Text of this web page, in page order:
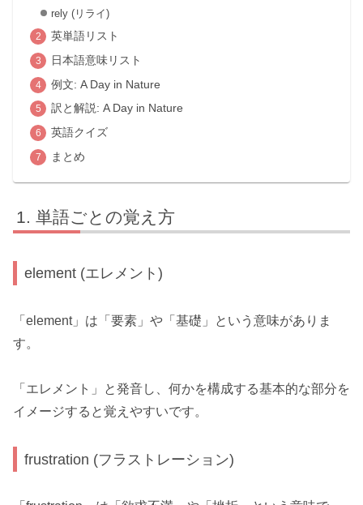
rely (リライ)
英単語リスト
日本語意味リスト
例文: A Day in Nature
訳と解説: A Day in Nature
英語クイズ
まとめ
単語ごとの覚え方
element (エレメント)
「element」は「要素」や「基礎」という意味がありま
す。
「エレメント」と発音し、何かを構成する基本的な部分を
イメージすると覚えやすいです。
frustration (フラストレーション)